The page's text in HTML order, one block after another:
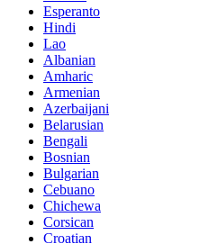
Esperanto
Hindi
Lao
Albanian
Amharic
Armenian
Azerbaijani
Belarusian
Bengali
Bosnian
Bulgarian
Cebuano
Chichewa
Corsican
Croatian